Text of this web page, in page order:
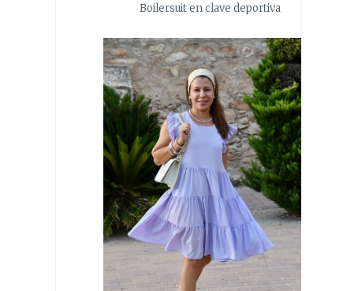
Boilersuit en clave deportiva